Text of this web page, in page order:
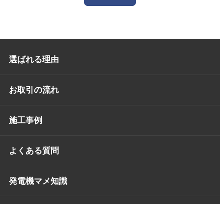
選ばれる理由
お取引の流れ
施工事例
よくある質問
発電機マメ知識